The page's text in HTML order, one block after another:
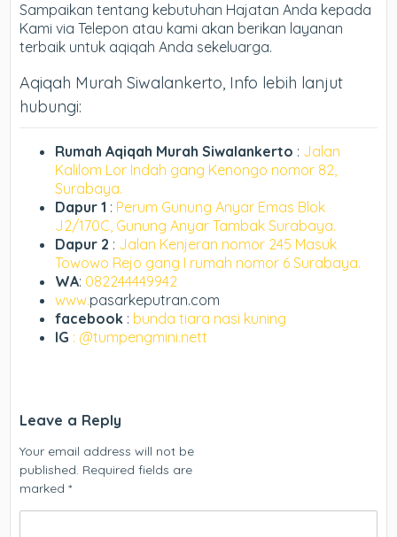
Sampaikan tentang kebutuhan Hajatan Anda kepada
Kami via Telepon atau kami akan berikan layanan
terbaik untuk aqiqah Anda sekeluarga.
Aqiqah Murah Siwalankerto, Info lebih lanjut
hubungi:
Rumah Aqiqah Murah Siwalankerto : Jalan
Kalilom Lor Indah gang Kenongo nomor 82,
Surabaya.
Dapur 1 : Perum Gunung Anyar Emas Blok
J2/170C, Gunung Anyar Tambak Surabaya.
Dapur 2 : Jalan Kenjeran nomor 245 Masuk
Towowo Rejo gang I rumah nomor 6 Surabaya.
WA: 082244449942
www.pasarkeputran.com
facebook : bunda tiara nasi kuning
IG : @tumpengmini.nett
Leave a Reply
Your email address will not be
published. Required fields are
marked*